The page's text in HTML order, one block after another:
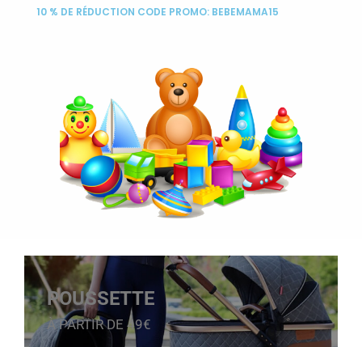
10 % DE RÉDUCTION CODE PROMO: BEBEMAMA15
POUSSETTE
À PARTIR DE 49€